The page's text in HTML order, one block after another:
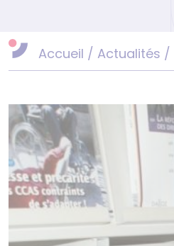
Accueil / Actualités /